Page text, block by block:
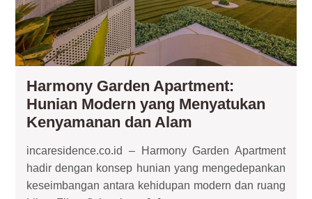
dan
Harmony Garden Apartment:
Hunian Modern yang Menyatukan
Kenyamanan dan Alam
Apartment:
Hunian
Modern
incaresidence.co.id – Harmony Garden Apartment
hadir dengan konsep hunian yang mengedepankan
keseimbangan antara kehidupan modern dan ruang